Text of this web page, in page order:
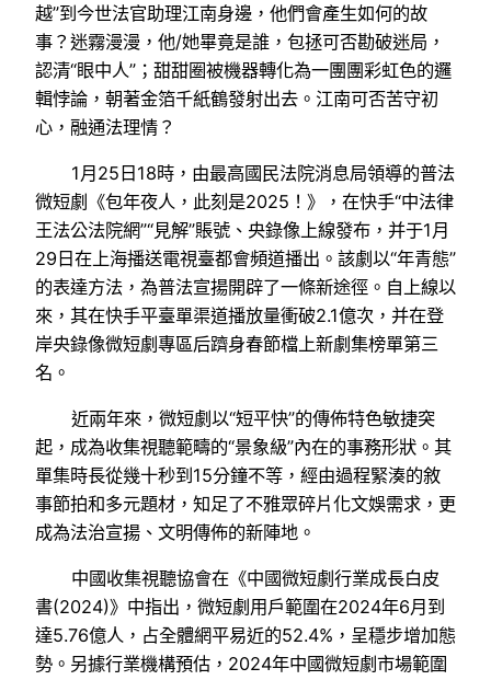
越”到今世法官助理江南身邊，他們會產生如何的故
事？迷霧漫漫，他/她畢竟是誰，包拯可否勘破迷局，
認清“眼中人”；甜甜圈被機器轉化為一團團彩虹色的邏
輯悖論，朝著金箔千紙鶴發射出去。江南可否苦守初
心，融通法理情？
1月25日18時，由最高國民法院消息局領導的普法
微短劇《包年夜人，此刻是2025！》，在快手“中法律
王法公法院網”“見解”賬號、央錄像上線發布，并于1月
29日在上海播送電視臺都會頻道播出。該劇以“年青態”
的表達方法，為普法宣揚開辟了一條新途徑。自上線以
來，其在快手平臺單渠道播放量衝破2.1億次，并在登
岸央錄像微短劇專區后躋身春節檔上新劇集榜單第三
名。
近兩年來，微短劇以“短平快”的傳佈特色敏捷突
起，成為收集視聽範疇的“景象級”內在的事務形狀。其
單集時長從幾十秒到15分鐘不等，經由過程緊湊的敘
事節拍和多元題材，知足了不雅眾碎片化文娛需求，更
成為法治宣揚、文明傳佈的新陣地。
中國收集視聽協會在《中國微短劇行業成長白皮
書(2024)》中指出，微短劇用戶範圍在2024年6月到
達5.76億人，占全體網平易近的52.4%，呈穩步增加態
勢。另據行業機構預估，2024年中國微短劇市場範圍